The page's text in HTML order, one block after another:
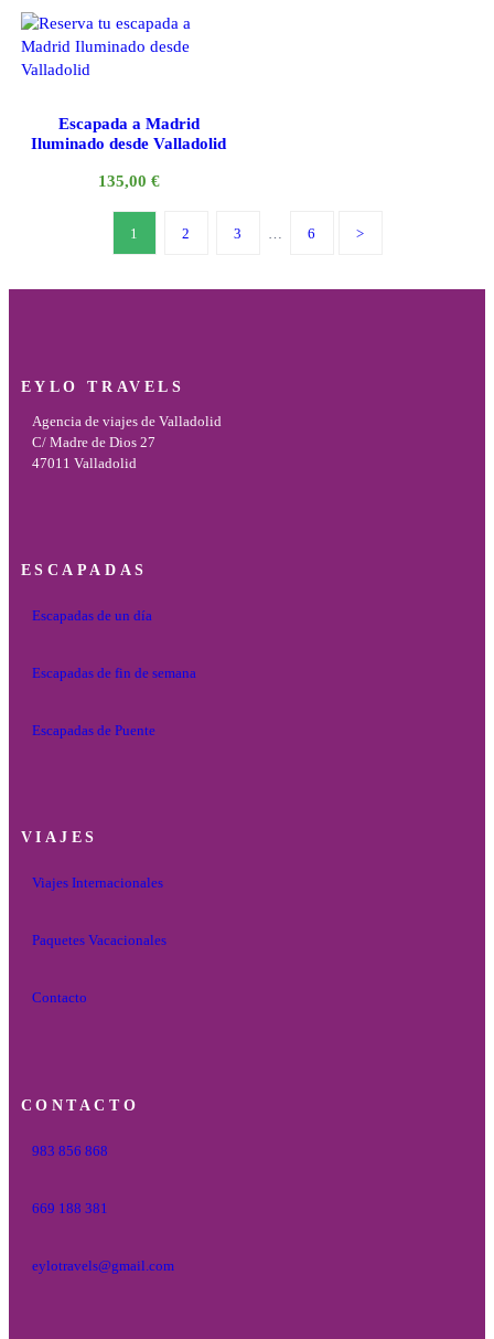
Escapada a Madrid
Iluminado desde Valladolid
135,00 €
1 2 3 6
EYLO TRAVELS
Agencia de viajes de Valladolid
C/ Madre de Dios 27
47011 Valladolid
ESCAPADAS
Escapadas de un día
Escapadas de fin de semana
Escapadas de Puente
VIAJES
Viajes Internacionales
Paquetes Vacacionales
Contacto
CONTACTO
983 856 868
669 188 381
eylotravels@gmail.com